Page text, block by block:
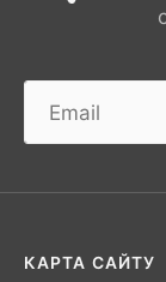
КАРТА САЙТУ